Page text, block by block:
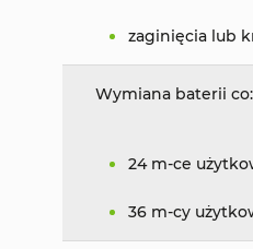
zaginięcia lub
Wymiana baterii
24 m-ce
36 m-cy